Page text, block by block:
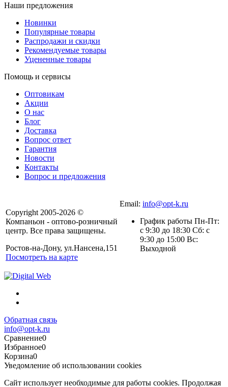
Наши предложения
Новинки
Популярные товары
Распродажи и скидки
Рекомендуемые товары
Уцененные товары
Помощь и сервисы
Оптовикам
Акции
О нас
Блог
Доставка
Вопрос ответ
Гарантия
Новости
Контакты
Вопрос и предложения
Copyright 2005-2026 ©
Компаньон - оптово-розничный
центр. Все права защищены.
Ростов-на-Дону, ул.Нансена,151
Посмотреть на карте
Email: info@opt-k.ru
График работы Пн-Пт:
с 9:30 до 18:30 Сб: с
9:30 до 15:00 Вс:
Выходной
Обратная связь
info@opt-k.ru
Сравнение0
Избранное0
Корзина0
Уведомление об использовании cookies
Сайт использует необходимые для работы cookies. Продолжая